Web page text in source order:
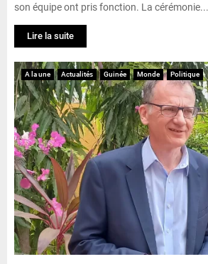
son équipe ont pris fonction. La cérémonie...
Lire la suite
A la une Actualités Guinée Monde Politique